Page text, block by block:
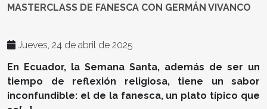
MASTERCLASS DE FANESCA CON GERMÁN VIVANCO
Jueves, 24 de abril de 2025
En Ecuador, la Semana Santa, además de ser un
tiempo de reflexión religiosa, tiene un sabor
inconfundible: el de la fanesca, un plato típico que